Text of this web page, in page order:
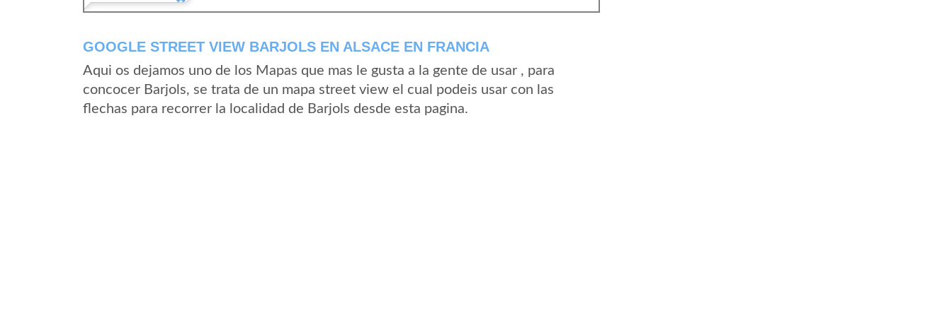
GOOGLE STREET VIEW BARJOLS EN ALSACE EN FRANCIA
Aqui os dejamos uno de los Mapas que mas le gusta a la gente de usar , para
concocer Barjols, se trata de un mapa street view el cual podeis usar con las
flechas para recorrer la localidad de Barjols desde esta pagina.